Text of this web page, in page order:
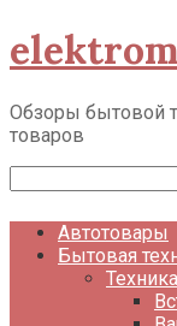
Перейти
к
Обзоры бытовой
товаров
Автотовары
Бытовая